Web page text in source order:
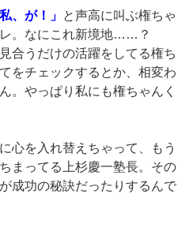
私、が！」 と声高に叫ぶ権ちゃ
。なにこれ新境地……？
合うだけの活躍をしてる権ち
をチェックするとか、相変わ
。やっぱり私にも権ちゃんく
心を入れ替えちゃって、もう
まってる上杉慶一塾長。その
成功の秘訣だったりするんで